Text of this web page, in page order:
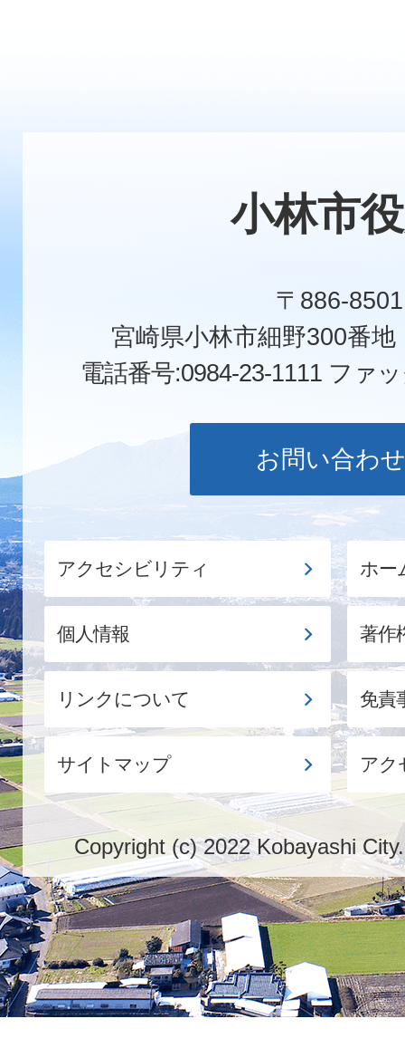
小林市
〒886-8501
宮崎県小林市細野300番
電話番号:0984-23-1111 ファ
お問い合わせ
アクセシビリティ ホー
個人情報 著作
リンクについて 免責
サイトマップ アク
Copyright (c) 2022 Kobayashi